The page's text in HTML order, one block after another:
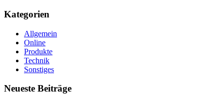
Kategorien
Allgemein
Online
Produkte
Technik
Sonstiges
Neueste Beiträge